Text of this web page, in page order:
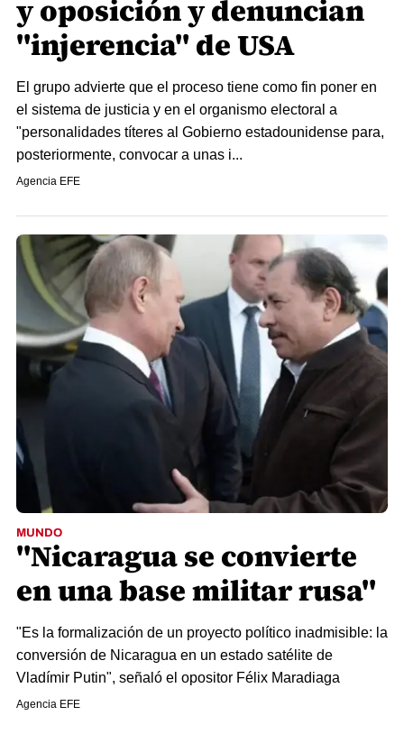
y oposición y denuncian
"injerencia" de USA
El grupo advierte que el proceso tiene como fin poner en
el sistema de justicia y en el organismo electoral a
"personalidades títeres al Gobierno estadounidense para,
posteriormente, convocar a unas i...
Agencia EFE
MUNDO
"Nicaragua se convierte
en una base militar rusa"
"Es la formalización de un proyecto político inadmisible: la
conversión de Nicaragua en un estado satélite de
Vladímir Putin", señaló el opositor Félix Maradiaga
Agencia EFE